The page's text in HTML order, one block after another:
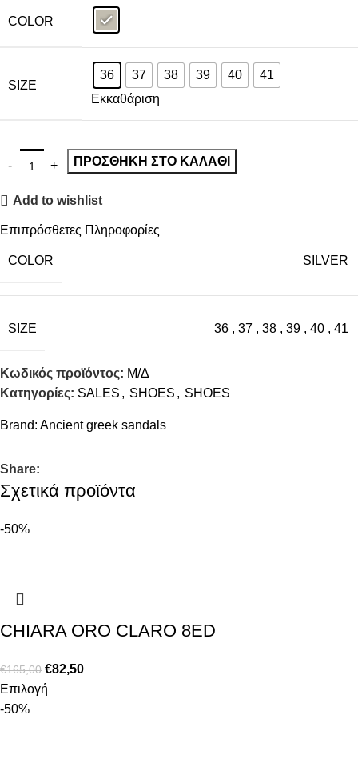
COLOR
SIZE
36 37 38 39 40
41
Εκκαθάριση
ΠΡΟΣΘΉΚΗ ΣΤΟ ΚΑΛΆΘΙ
Add to wishlist
Επιπρόσθετες Πληροφορίες
COLOR SILVER
SIZE 36 , 37 , 38 , 39 , 40 , 41
Κωδικός προϊόντος: Μ/Δ
Κατηγορίες: SALES , SHOES , SHOES
Brand: Ancient greek sandals
Share:
Σχετικά προϊόντα
-50%
CHIARA ORO CLARO 8ED
€165,00 €82,50
Επιλογή
-50%